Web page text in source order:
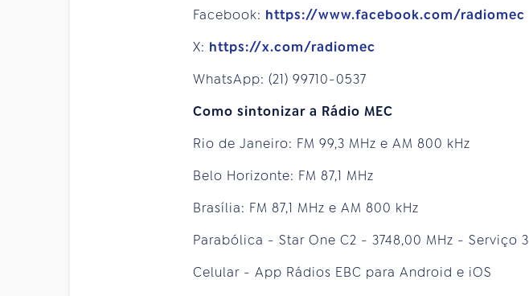
Facebook: https://www.facebook.com/radiomec
X: https://x.com/radiomec
WhatsApp: (21) 99710-0537
Como sintonizar a Rádio MEC
Rio de Janeiro: FM 99,3 MHz e AM 800 kHz
Belo Horizonte: FM 87,1 MHz
Brasília: FM 87,1 MHz e AM 800 kHz
Parabólica - Star One C2 - 3748,00 MHz - Serviço 3
Celular - App Rádios EBC para Android e iOS